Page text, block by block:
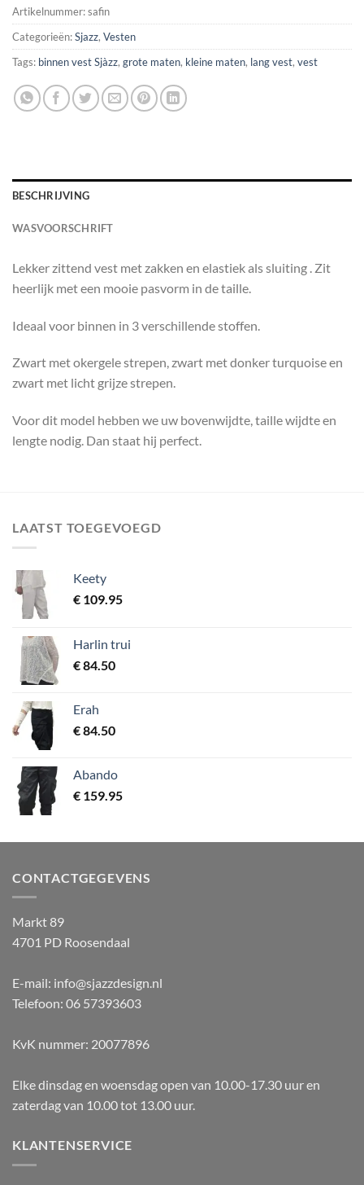
Artikelnummer:safin
Categorieën:Sjazz, Vesten
Tags: binnen vest Sjàzz, grote maten, kleine maten, lang vest, vest
BESCHRIJVING
WASVOORSCHRIFT
Lekker zittend vest met zakken en elastiek als sluiting . Zit
heerlijk met een mooie pasvorm in de taille.
Ideaal voor binnen in 3 verschillende stoffen.
Zwart met okergele strepen, zwart met donker turquoise en
zwart met licht grijze strepen.
Voor dit model hebben we uw bovenwijdte, taille wijdte en
lengte nodig. Dan staat hij perfect.
LAATST TOEGEVOEGD
Keety
€ 109.95
Harlin trui
€84.50
Erah
€84.50
Abando
€ 159.95
CONTACTGEGEVENS
Markt 89
4701 PD Roosendaal
E-mail: info@sjazzdesign.nl
Telefoon: 06 57393603
KvK nummer: 20077896
Elke dinsdag en woensdag open van 10.00-17.30 uur en
zaterdag van 10.00 tot 13.00 uur.
KLANTENSERVICE